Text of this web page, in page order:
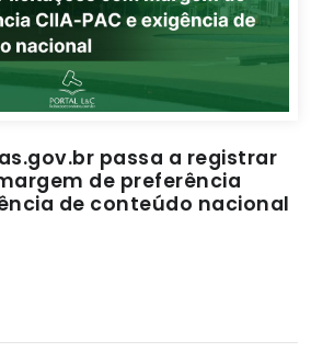
passa a registrar
de preferência
de conteúdo nacional